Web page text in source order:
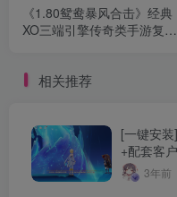
《1.80鸳鸯暴风合击》经典
XO三端引擎传奇类手游复古
搭建教程
相关推荐
[一键安
+配套客
文件3年前